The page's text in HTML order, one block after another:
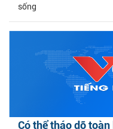
sống
Có thể tháo dỡ